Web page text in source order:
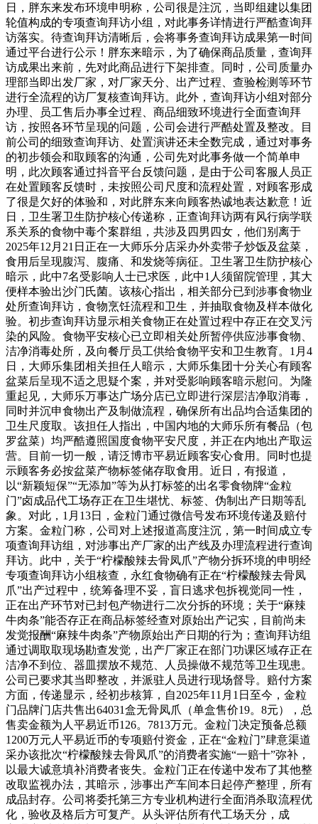
日，胖东来发布环境申明称，公司很是注沉，当即组建以集团
轮值构成的专项查询拜访小组，对此事务详情进行严酷查询拜
访落实。待查询拜访清晰后，会将事务查询拜访成果第一时间
通过平台进行公示！胖东来暗示，为了确保商品质量，查询拜
访成果出来前，先对此商品进行下架排查。同时，公司质量办
理部当即出发厂家，对厂家天分、出产过程、查验检测等环节
进行全流程的访厂复核查询拜访。此外，查询拜访小组对部分
办理、员工售后办事全过程、商品细致环境进行全面查询拜
访，按照各环节呈现的问题，公司会进行严酷处置及整改。目
前公司的细致查询拜访、处置演讲还未全数完成，通过对事务
的初步领会和取顾客的沟通，公司先对此事务做一个简单申
明，此次顾客通过抖音平台反馈问题，是由于公司客服人员正
在处置顾客反馈时，未按照公司尺度和流程处置，对顾客形成
了很是欠好的体验和，对此胖东来向顾客热诚地表达歉意！近
日，卫生署卫生防护核心传递称，正查询拜访两有风行病学联
系关系的食物中毒个案群组，共涉及四男四女，他们别离于
2025年12月21日正在一大师乐分店采办外卖带子炒饭及盆菜，
食用后呈现腹泻、腹痛、和发烧等病征。卫生署卫生防护核心
暗示，此中7名受影响人士已求医，此中1人须留院管理，其大
便样本验出沙门氏菌。该核心指出，相关部分已到涉事食物业
处所查询拜访，食物烹饪流程和卫生，并抽取食物及样本做化
验。初步查询拜访显示相关食物正在处置过程中存正在交叉污
染的风险。食物平安核心已立即相关处所暂停供应涉事食物、
洁净消毒处所，及向餐厅员工供给食物平安和卫生教育。1月4
日，大师乐集团相关担任人暗示，大师乐集团十分关心有顾客
盆菜后呈现不适之思疑个案，并对受影响顾客暗示慰问。为隆
重起见，大师乐万事达广场分店已立即进行深层洁净取消毒，
同时并沉申食物出产及制做流程，确保所有出品均合适集团的
卫生尺度取。该担任人指出，中国内地的大师乐所有餐品（包
罗盆菜）均严酷遵照国度食物平安尺度，并正在内地出产取运
营。目前一切一般，请泛博市平易近顾客安心食用。同时也提
示顾客务必按盆菜产物标签储存取食用。近日，有报道，
以“新颖短保”“无添加”等为从打标签的出名零食物牌“金粒
门”卤成品代工场存正在卫生堪忧、标签、伪制出产日期等乱
象。对此，1月13日，金粒门通过微信号发布环境传递及赔付
方案。金粒门称，公司对上述报道高度注沉，第一时间成立专
项查询拜访组，对涉事出产厂家的出产线及办理流程进行查询
拜访。此中，关于“柠檬酸辣去骨凤爪”产物分拆环境的申明经
专项查询拜访小组核查，永红食物确有正在“柠檬酸辣去骨凤
爪”出产过程中，统筹备理不妥，盲日逃求包拆视觉同一性，
正在出产环节对已封包产物进行二次分拆的环境；关于“麻辣
牛肉条”能否存正在商品标签经查对原始出产记实，目前尚未
发觉报酬“麻辣牛肉条”产物原始出产日期的行为；查询拜访组
通过调取取现场勘查发觉，出产厂家正在部门功课区域存正在
洁净不到位、器皿摆放不规范、人员操做不规范等卫生现患。
公司已要求其当即整改，并派驻人员进行现场督导。赔付方案
方面，传递显示，经初步核算，自2025年11月1日至今，金粒
门品牌门店共售出64031盒无骨凤爪（单盒售价19。8元），总
售卖金额为人平易近币126。7813万元。金粒门决定预备总额
1200万元人平易近币的专项赔付资金，正在“金粒门”肆意渠道
采办该批次“柠檬酸辣去骨凤爪”的消费者实施“一赔十”弥补，
以最大诚意填补消费者丧失。金粒门正在传递中发布了其他整
改取监视办法，其暗示，涉事出产车间本日起停产整理，所有
成品封存。公司将委托第三方专业机构进行全面消杀取流程优
化，验收及格后方可复产。从头评估所有代工场天分，成